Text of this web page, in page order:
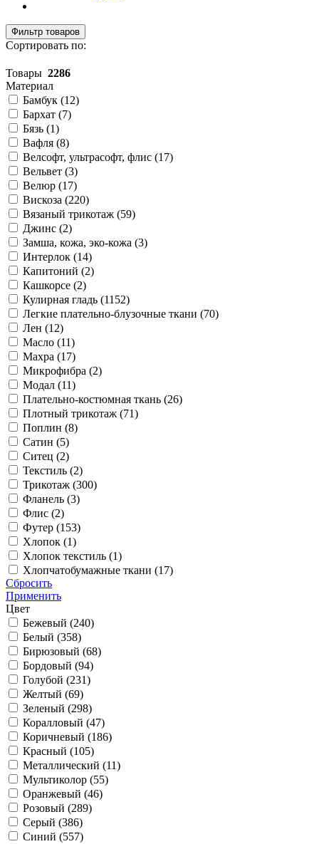
Фильтр товаров
Сортировать по:
Товары 2286
Материал
Бамбук (12)
Бархат (7)
Бязь (1)
Вафля (8)
Велсофт, ультрасофт, флис (17)
Вельвет (3)
Велюр (17)
Вискоза (220)
Вязаный трикотаж (59)
Джинс (2)
Замша, кожа, эко-кожа (3)
Интерлок (14)
Капитоний (2)
Кашкорсе (2)
Кулирная гладь (1152)
Легкие плательно-блузочные ткани (70)
Лен (12)
Масло (11)
Махра (17)
Микрофибра (2)
Модал (11)
Плательно-костюмная ткань (26)
Плотный трикотаж (71)
Поплин (8)
Сатин (5)
Ситец (2)
Текстиль (2)
Трикотаж (300)
Фланель (3)
Флис (2)
Футер (153)
Хлопок (1)
Хлопок текстиль (1)
Хлопчатобумажные ткани (17)
Сбросить
Применить
Цвет
Бежевый (240)
Белый (358)
Бирюзовый (68)
Бордовый (94)
Голубой (231)
Желтый (69)
Зеленый (298)
Коралловый (47)
Коричневый (186)
Красный (105)
Металлический (11)
Мультиколор (55)
Оранжевый (46)
Розовый (289)
Серый (386)
Синий (557)